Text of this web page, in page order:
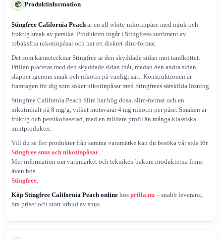
📦 Produktinformation
Stingfree California Peach är en all white-nikotinpåse med mjuk och
fruktig smak av persika. Produkten ingår i Stingfrees sortiment av
tobaksfria nikotinpåsar och har ett diskret slim-format.
Det som kännetecknar Stingfree är den skyddade sidan mot tandköttet.
Prillan placeras med den skyddade sidan inåt, medan den andra sidan
släpper igenom smak och nikotin på vanligt sätt. Konstruktionen är
framtagen för dig som söker nikotinpåsar med Stingfrees särskilda lösning.
Stingfree California Peach Slim har hög dosa, slim-format och en
nikotinhalt på 8 mg/g, vilket motsvarar 4 mg nikotin per påse. Smaken är
fruktig och persikobaserad, med en mildare profil än många klassiska
mintprodukter.
Vill du se fler produkter från samma varumärke kan du besöka vår sida för
Stingfree snus och nikotinpåsar
Mer information om varumärket och tekniken bakom produkterna finns
även hos
Stingfree
Köp Stingfree California Peach online hos prilla.nu – snabb leverans,
bra priser och stort utbud av snus.